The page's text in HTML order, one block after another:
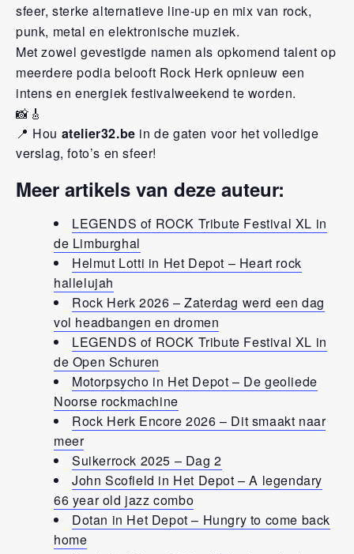
sfeer, sterke alternatieve line-up en mix van rock,
punk, metal en elektronische muziek.
Met zowel gevestigde namen als opkomend talent op
meerdere podia belooft Rock Herk opnieuw een
intens en energiek festivalweekend te worden.
📸🎸
📍 Hou atelier32.be in de gaten voor het volledige
verslag, foto’s en sfeer!
Meer artikels van deze auteur:
LEGENDS of ROCK Tribute Festival XL in
de Limburghal
Helmut Lotti in Het Depot – Heart rock
hallelujah
Rock Herk 2026 – Zaterdag werd een dag
vol headbangen en dromen
LEGENDS of ROCK Tribute Festival XL in
de Open Schuren
Motorpsycho in Het Depot – De geoliede
Noorse rockmachine
Rock Herk Encore 2026 – Dit smaakt naar
meer
Suikerrock 2025 – Dag 2
John Scofield in Het Depot – A legendary
66 year old jazz combo
Dotan in Het Depot – Hungry to come back
home